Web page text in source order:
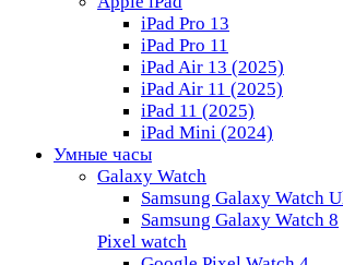
iPad Pro 13
iPad Pro 11
iPad Air 13 (2025)
iPad Air 11 (2025)
iPad 11 (2025)
iPad Mini (2024)
Умные часы
Galaxy Watch
Samsung Galaxy Watch
Samsung Galaxy Watch 8
Pixel watch